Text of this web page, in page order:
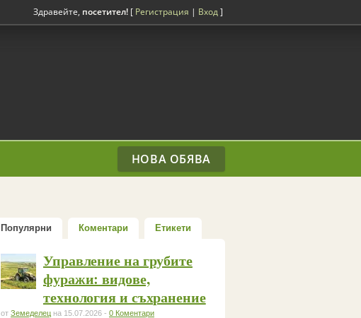
Здравейте, посетител! [ Регистрация | Вход]
НОВА ОБЯВА
Популярни Коментари Етикети
Управление на грубите
фуражи: видове,
технология и съхранение
от Земеделец на 15.07.2026 - 0 Коментари